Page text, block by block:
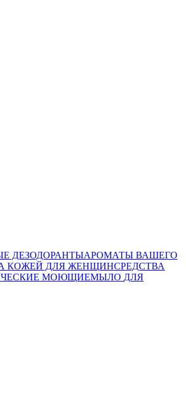
ДЕЗОДОРАНТЫАРОМАТЫ ВАШЕГО
КОЖЕЙ ДЛЯ ЖЕНЩИНСРЕДСТВА
МОЮЩИЕМЫЛО ДЛЯ